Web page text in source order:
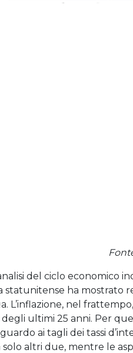
del ciclo economico
statunitense ha mostrato
L’inflazione, nel
ultimi 25 anni. Per
ai tagli dei tassi
altri due, mentre le